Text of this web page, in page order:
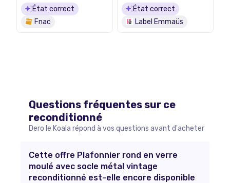
État correct
Fnac
État correct
Label Emmaüs
Questions fréquentes sur ce
reconditionné
Dero le Koala répond à vos questions avant d'acheter
Cette offre Plafonnier rond en verre
moulé avec socle métal vintage
reconditionné est-elle encore disponible